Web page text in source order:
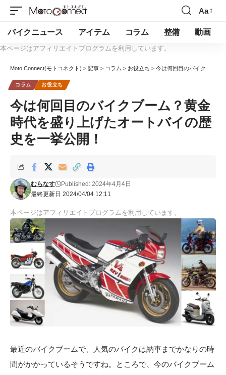
Aa
バイクニュース アイテム コラム 整備 動画
本ページはアフィリエイトプログラムを利用しています。
Moto Connect(モトコネクト) > 記事 > コラム > お役立ち > 今は何回目のバイクブーム？黄金時代を盛り上げたオートバイの歴史を一挙公開！
コラム お役立ち
今は何回目のバイクブーム？黄金
時代を盛り上げたオートバイの歴
史を一挙公開！
最終更新日 2024/04/04 12:11
むらなす Published: 2024年4月4日
本ページはアフィリエイトプログラムを利用しています。
最近のバイクブームで、人気のバイクは納車までかなりの時
間がかかっているそうですね。ところで、今のバイクブーム